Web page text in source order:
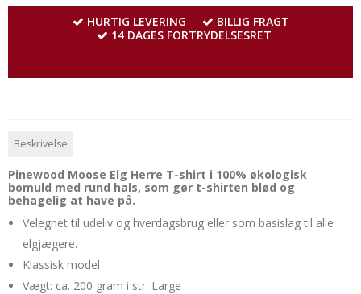
HURTIG LEVERING
BILLIG FRAGT
14 DAGES FORTRYDELSESRET
Beskrivelse
Pinewood Moose Elg Herre T-shirt i 100% økologisk
bomuld med rund hals, som gør t-shirten blød og
behagelig at have på.
Velegnet til udeliv og hverdagsbrug eller som basislag til alle
elgjægere.
Klassisk model
Vægt: ca. 200 gram i str. Large